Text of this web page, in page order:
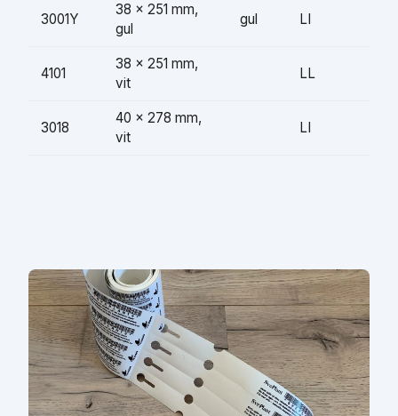
3001Y
38 × 251 mm,
gul
gul LI
4101
38 × 251 mm,
vit
LL
3018
40 × 278 mm,
vit
LI